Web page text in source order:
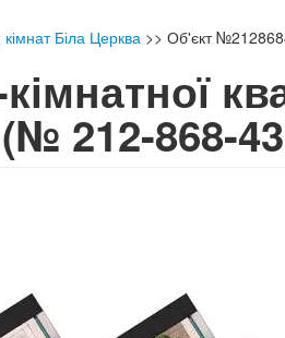
Біла Церква >> Об'єкт
(№ 212-868-